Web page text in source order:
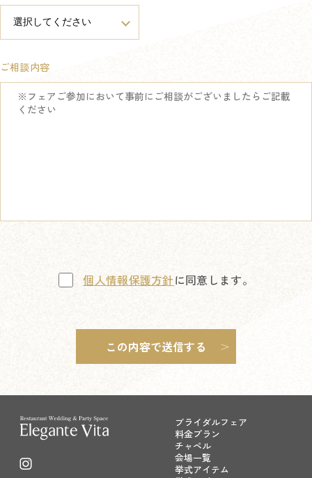
ご相談内容
個人情報保護方針に同意します。
ブライダルフェア
料金プラン
チャペル
会場一覧
挙式アイテム